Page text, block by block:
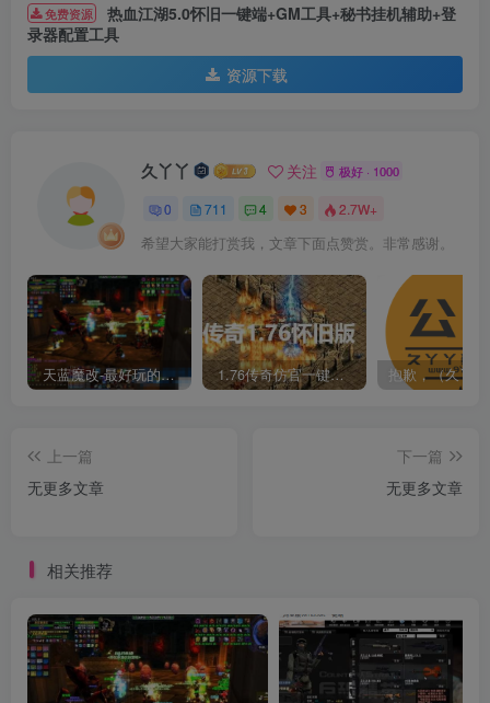
免费资源
热血江湖5.0怀旧一键端+GM工具+秘书挂机辅助+登
录器配置工具
资源下载
久丫丫 关注 极好 · 1000
0 711 4 3 2.7W+
希望大家能打赏我，文章下面点赞赏。非常感谢。
天蓝魔改-最好玩的魔兽世界巫妖王V335精品单机端【最智能的机器人】 1.76传奇仿官一键启动无后台和辅助究极肝传奇
上一篇
无更多文章
下一篇
无更多文章
相关推荐